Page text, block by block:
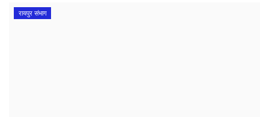
रायपुर संभाग